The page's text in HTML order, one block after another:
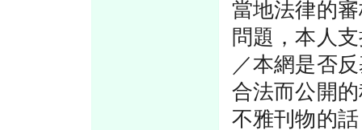
當地法律的
問題，本人
／本網是否
合法而公開
不雅刊物的